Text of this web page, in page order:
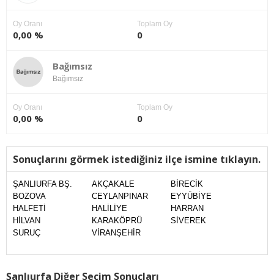
Oy Oranı
0,00 %
Toplam Oy
0
Bağımsız
Bağımsız
Oy Oranı
0,00 %
Toplam Oy
0
Sonuçlarını görmek istediğiniz ilçe ismine tıklayın.
ŞANLIURFA BŞ. AKÇAKALE
BİRECİK
BOZOVA
CEYLANPINAR
EYYÜBİYE
HALFETİ
HALİLİYE
HARRAN
HİLVAN
KARAKÖPRÜ
SİVEREK
SURUÇ
VİRANŞEHİR
Şanlıurfa Diğer Seçim Sonuçları